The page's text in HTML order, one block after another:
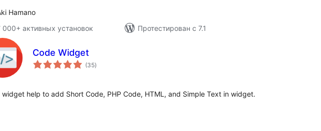
Hamano
000+ активных установок
Протестирован с 7.1
Code Widget
(35общий
рейтинг
)
widget help to add Short Code, PHP Code, HTML, and Simple Text in widget.